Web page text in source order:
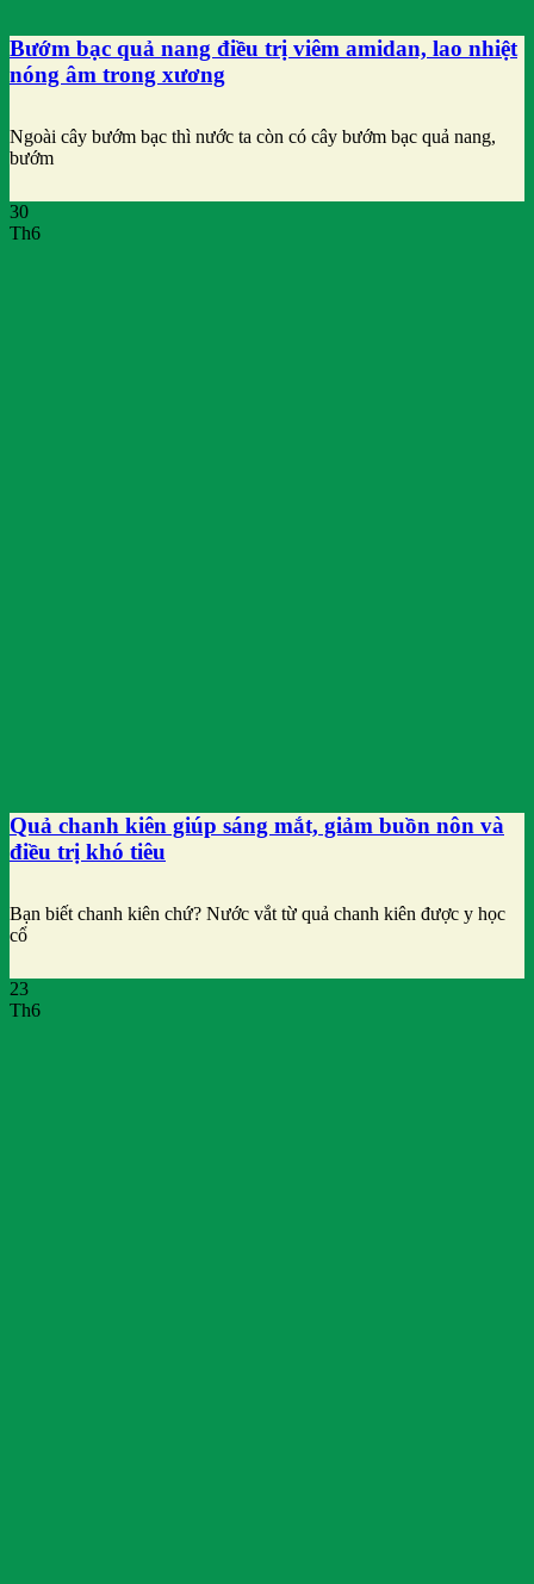
Bướm bạc quả nang điều trị viêm amidan, lao nhiệt
nóng âm trong xương
Ngoài cây bướm bạc thì nước ta còn có cây bướm bạc quả nang,
bướm
30
Th6
Quả chanh kiên giúp sáng mắt, giảm buồn nôn và
điều trị khó tiêu
Bạn biết chanh kiên chứ? Nước vắt từ quả chanh kiên được y học
cổ
23
Th6